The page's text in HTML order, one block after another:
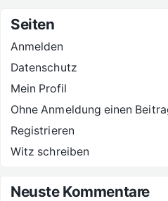
Seiten
Anmelden
Datenschutz
Mein Profil
Ohne Anmeldung einen
Registrieren
Witz schreiben
Neuste Kommentare